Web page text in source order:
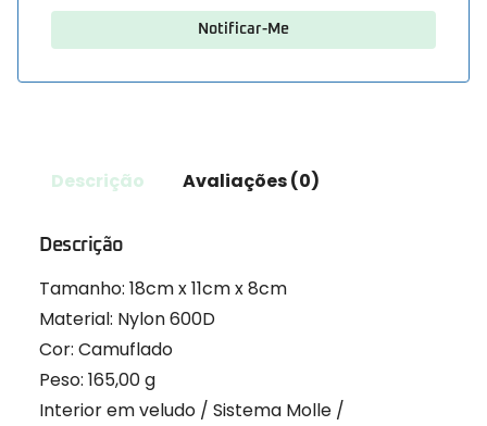
Descrição Avaliações (0)
Descrição
Tamanho: 18cm x 11cm x 8cm
Material: Nylon 600D
Cor: Camuflado
Peso: 165,00 g
Interior em veludo / Sistema Molle /